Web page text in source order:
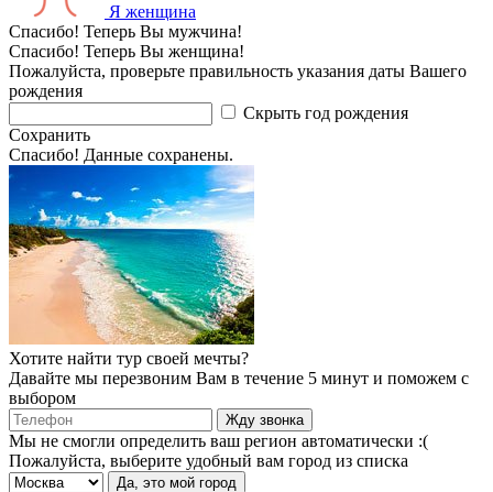
Я женщина
Спасибо! Теперь Вы мужчина!
Спасибо! Теперь Вы женщина!
Пожалуйста, проверьте правильность указания даты Вашего
рождения
Скрыть год рождения
Сохранить
Спасибо! Данные сохранены.
Хотите найти тур своей мечты?
Давайте мы перезвоним Вам в течение 5 минут и поможем с
выбором
Жду звонка
Мы не смогли определить ваш регион автоматически :(
Пожалуйста, выберите удобный вам город из списка
Да, это мой город